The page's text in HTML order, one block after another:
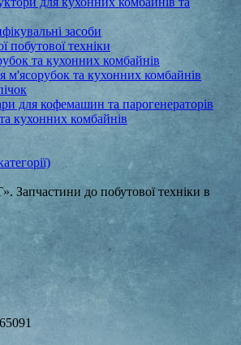
засоби
побутової техніки
та кухонних комбайнів
м'ясорубок та кухонних комбайнів
для кофемашин та парогенераторів
кухонних комбайнів
Запчастини до побутової техніки в